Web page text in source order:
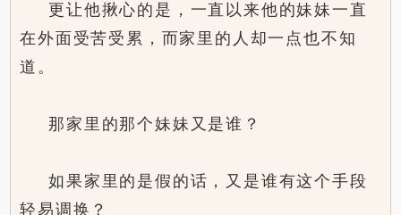
更让他揪心的是，一直以来他的妹妹一直
在外面受苦受累，而家里的人却一点也不知
道。
那家里的那个妹妹又是谁？
如果家里的是假的话，又是谁有这个手段
轻易调换？